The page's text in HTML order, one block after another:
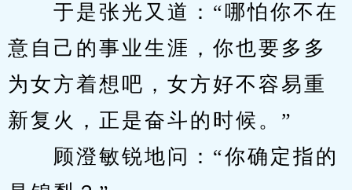
于是张光又道：“哪怕你不在
意自己的事业生涯，你也要多多
为女方着想吧，女方好不容易重
新复火，正是奋斗的时候。”
顾澄敏锐地问：“你确定指的